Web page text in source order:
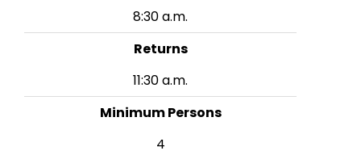
8:30 a.m.
Returns
11:30 a.m.
Minimum Persons
4